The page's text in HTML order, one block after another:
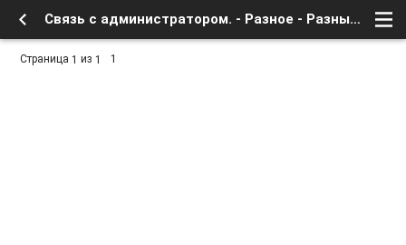
Связь с администратором. - Разное - Разные темы и просто треп - Форум о Спутниковом Телевидении
Страница 1 из 1 1